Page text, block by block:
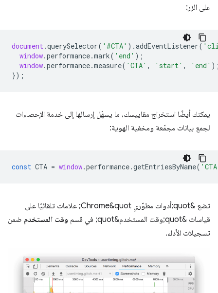
على الزر:
document .querySelector( '#CTA' ).addEventListener(
window.performance.mark( 'end' );
window.performance.measure( 'CTA' , 'start' , 'end'
});
يمكنك أيضًا استخراج مقاييسك، ما يسهّل إرسالها إلى خدمة الإحصاءات
لجمع بيانات مجمّعة ومخفية الهوية:
const CTA = window.performance.getEntriesByName(
تضع &quot;أدوات مطوّري Chrome&quot; علامات تلقائيًا على
قياسات &quot;وقت المستخدم&quot; في قسم
وقت المستخدم ضمن
تسجيلات الأداء.